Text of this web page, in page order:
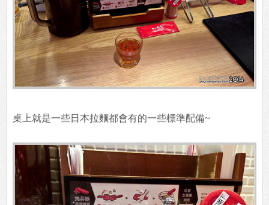
桌上就是一些日本拉麵都會有的一些標準配備~